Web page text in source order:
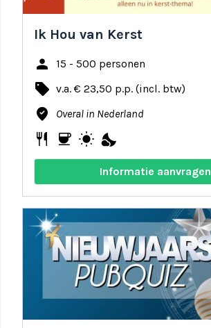
Ik Hou van Kerst
person 15 - 500 personen
local_offer v.a. € 23,50 p.p. (incl. btw)
where_to_vote Overal in Nederland
restaurant coffee wb_sunny nights_stay
Informatie aanvragen